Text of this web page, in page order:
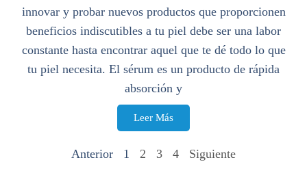
innovar y probar nuevos productos que proporcionen
beneficios indiscutibles a tu piel debe ser una labor
constante hasta encontrar aquel que te dé todo lo que
tu piel necesita. El sérum es un producto de rápida
absorción y
Leer Más
Anterior 1 2 3 4 Siguiente